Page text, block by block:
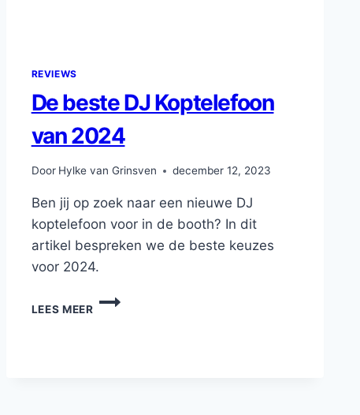
REVIEWS
De beste DJ Koptelefoon
van 2024
Door Hylke van Grinsven december 12, 2023
Ben jij op zoek naar een nieuwe DJ
koptelefoon voor in de booth? In dit
artikel bespreken we de beste keuzes
voor 2024.
LEES MEER
DE
BESTE